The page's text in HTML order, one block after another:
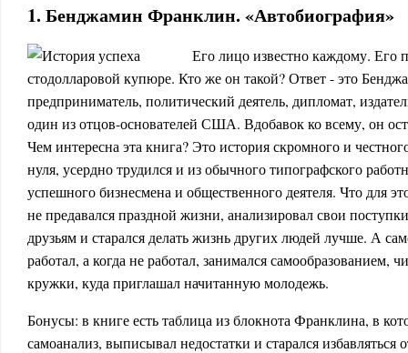
1. Бенджамин Франклин. «Автобиография»
Его лицо известно каждому. Его
стодолларовой купюре. Кто же он такой? Ответ - это
предприниматель, политический деятель, дипломат,
один из отцов-основателей США. Вдобавок ко всему, он
Чем интересна эта книга? Это история скромного и
нуля, усердно трудился и из обычного типографского
успешного бизнесмена и общественного деятеля. Что для
не предавался праздной жизни, анализировал свои
друзьям и старался делать жизнь других людей лучше. А
работал, а когда не работал, занимался самообразованием,
кружки, куда приглашал начитанную молодежь.
Бонусы: в книге есть таблица из блокнота Франклина, в
самоанализ, выписывал недостатки и старался